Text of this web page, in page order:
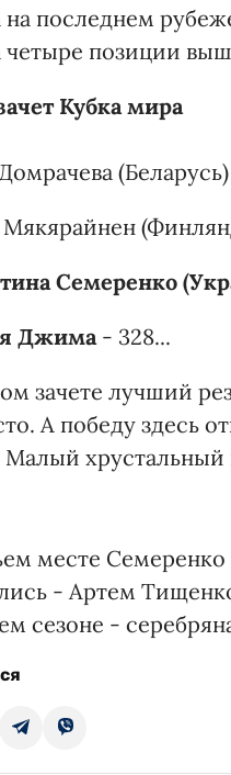
на последнем
четыре позиции
Кубка мира
Мякярайнен
Семеренко
Джима - 328...
зачете лучший
А победу здесь
хрустальный
месте
- Артем
сезоне -